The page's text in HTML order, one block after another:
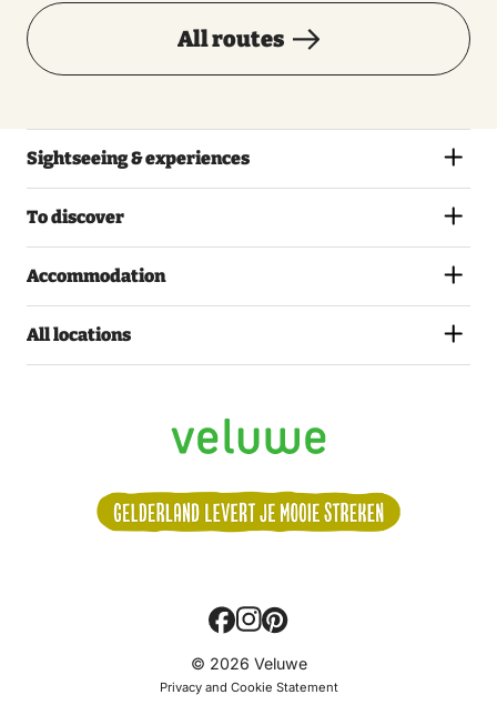
All routes
Sightseeing & experiences
To discover
Accommodation
All locations
Volg
ons:
© 2026 Veluwe
Privacy and Cookie Statement